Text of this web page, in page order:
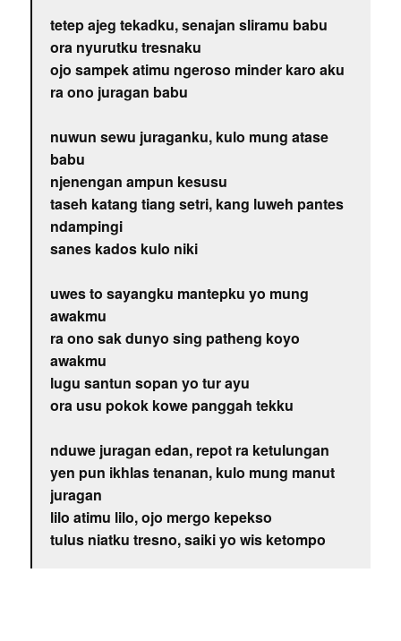
tetep ajeg tekadku, senajan sliramu babu
ora nyurutku tresnaku
ojo sampek atimu ngeroso minder karo aku
ra ono juragan babu
nuwun sewu juraganku, kulo mung atase
babu
njenengan ampun kesusu
taseh katang tiang setri, kang luweh pantes
ndampingi
sanes kados kulo niki
uwes to sayangku mantepku yo mung
awakmu
ra ono sak dunyo sing patheng koyo
awakmu
lugu santun sopan yo tur ayu
ora usu pokok kowe panggah tekku
nduwe juragan edan, repot ra ketulungan
yen pun ikhlas tenanan, kulo mung manut
juragan
lilo atimu lilo, ojo mergo kepekso
tulus niatku tresno, saiki yo wis ketompo